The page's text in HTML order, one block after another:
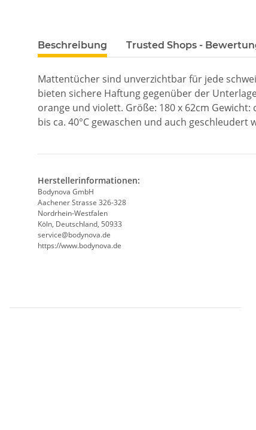
Beschreibung Trusted Shops -
Mattentücher sind unverzichtbar für jede
bieten sichere Haftung gegenüber der
orange und violett. Größe: 180 x 62cm
bis ca. 40°C gewaschen und auch geschleudert
Herstellerinformationen:
Bodynova GmbH
Aachener Strasse 326-328
Nordrhein-Westfalen
Köln, Deutschland, 50933
service@bodynova.de
https://www.bodynova.de